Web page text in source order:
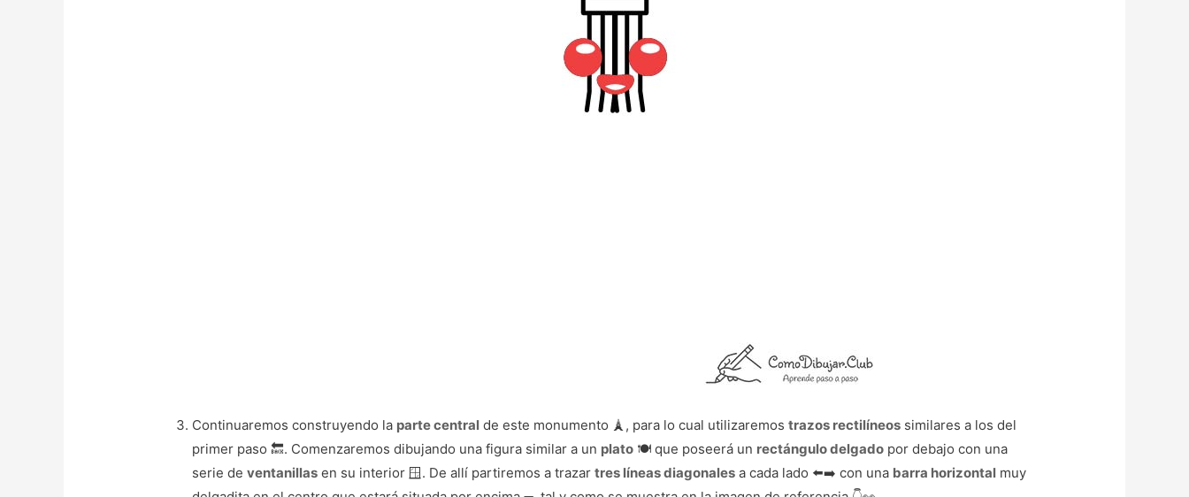
Continuaremos construyendo la parte central de este monumento 🗼, para lo cual utilizaremostrazos rectilíneos similares a los del
primer paso 🔙. Comenzaremos dibujando una figura similar a un plato 🍽️ que poseerá un rectángulo delgado por debajo con una
serie deventanillas en su interior 🪟. De allí partiremos a trazartres líneas diagonales a cada lado ⬅️➡️ con una barra horizontal muy